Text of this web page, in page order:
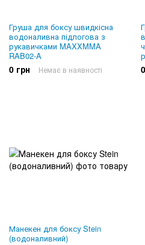
Груша для боксу швидкісна
водоналивна підлогова з
рукавичками MAXXMMA
RAB02-A
0 грн Немає в наявності
Манекен для боксу Stein
(водоналивний)